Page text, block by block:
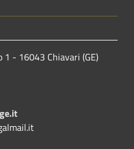
1 - 16043 Chiavari (GE)